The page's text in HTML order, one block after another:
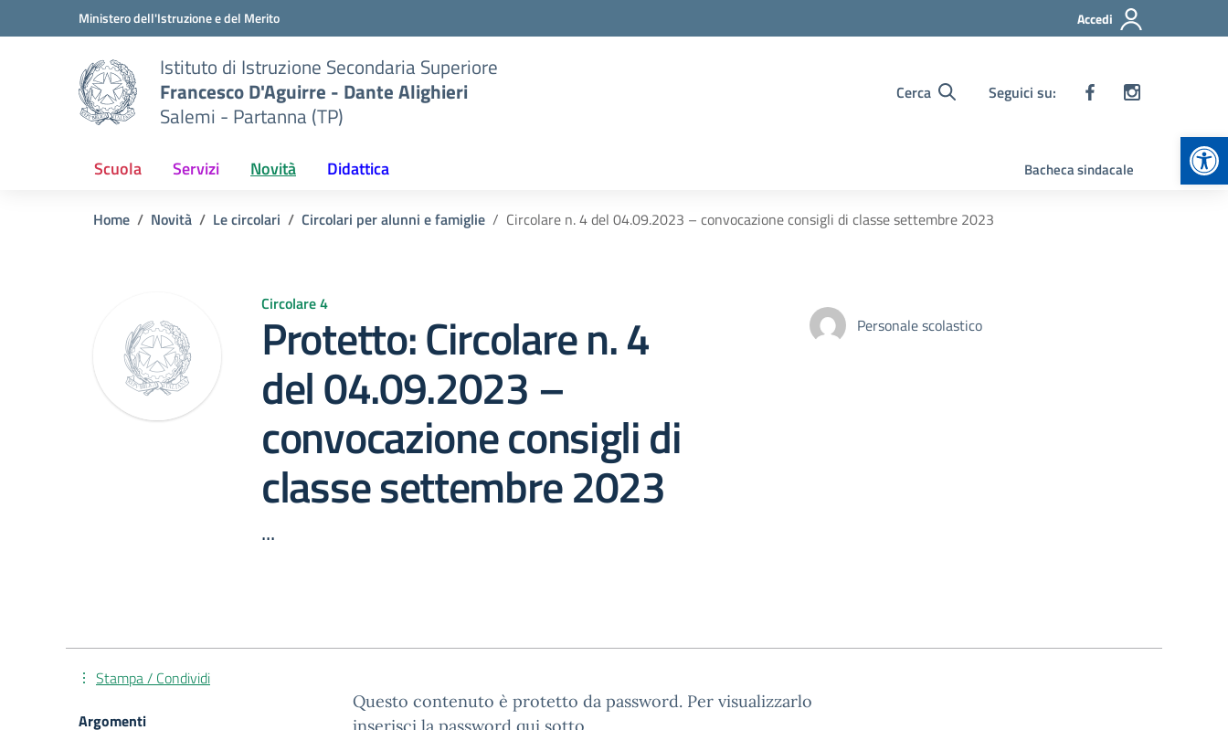
Vai ai contenuti
Vai al menu di navigazioneMinistero dell'Istruzione e del Merito Accedi
Istituto di Istruzione Secondaria Superiore
Francesco D'Aguirre - Dante Alighieri
Salemi - Partanna (TP)
Cerca Seguici su:
Scuola Servizi Novità Didattica Bacheca sindacale
Home Novità Le circolari Circolari per alunni e famiglie Circolare n. 4 del 04.09.2023 – convocazione consigli di classe settembre 2023
Circolare 4
Protetto: Circolare n. 4
del 04.09.2023 –
convocazione consigli di
classe settembre 2023
...
Personale scolastico
Questo contenuto è protetto da password. Per visualizzarlo
Stampa / Condividi
Argomenti